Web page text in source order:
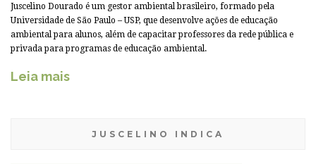
Juscelino Dourado é um gestor ambiental brasileiro, formado pela
Universidade de São Paulo – USP, que desenvolve ações de educação
ambiental para alunos, além de capacitar professores da rede pública e
privada para programas de educação ambiental.
Leia mais
JUSCELINO INDICA